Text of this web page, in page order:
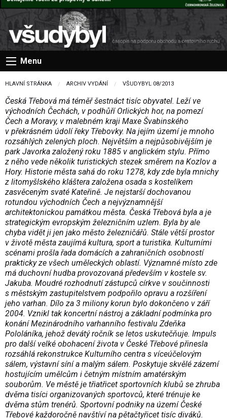
Menu
HLAVNÍ STRÁNKA ARCHIV VYDÁNÍ VŠUDYBYL 08/2013
Česká Třebová má téměř šestnáct tisíc obyvatel. Leží ve
východních Čechách, v podhůří Orlických hor, na pomezí
Čech a Moravy, v malebném kraji Maxe Švabinského
v překrásném údolí řeky Třebovky. Na jejím území je mnoho
rozsáhlých zelených ploch. Největším a nejpůsobivějším je
park Javorka založený roku 1885 v anglickém stylu. Přímo
z něho vede několik turistických stezek směrem na Kozlov a
Hory. Historie města sahá do roku 1278, kdy zde byla mnichy
z litomyšlského kláštera založena osada s kostelíkem
zasvěceným svaté Kateřině. Je nejstarší dochovanou
rotundou východních Čech a nejvýznamnější
architektonickou památkou města. Česká Třebová byla a je
strategickým evropským železničním uzlem. Byla by ale
chyba vidět ji jen jako město železničářů. Stále větší prostor
v životě města zaujímá kultura, sport a turistika. Kulturními
scénami prošla řada domácích a zahraničních osobností
prakticky ze všech uměleckých oblastí. Významné místo zde
má duchovní hudba provozovaná především v kostele sv.
Jakuba. Moudré rozhodnutí zástupců církve v součinnosti
s městským zastupitelstvem podpořilo opravu a rozšíření
jeho varhan. Dílo za 3 miliony korun bylo dokončeno v září
2004. Vznikl tak koncertní nástroj a základní podmínka pro
konání Mezinárodního varhanního festivalu Zdeňka
Pololáníka, jehož devátý ročník se letos uskutečňuje. Impuls
pro další velké obohacení života v České Třebové přinesla
rozsáhlá rekonstrukce Kulturního centra s víceúčelovým
sálem, výstavní síní a malým sálem. Poskytuje skvělé zázemí
hostujícím umělcům i četným místním amatérským
souborům. Ve městě je třiatřicet sportovních klubů se zhruba
dvěma tisíci organizovaných sportovců, které trénuje ke
dvěma stům trenérů. Sportovní podniky na území České
Třebové každoročně navštíví na pětačtyřicet tisíc diváků.